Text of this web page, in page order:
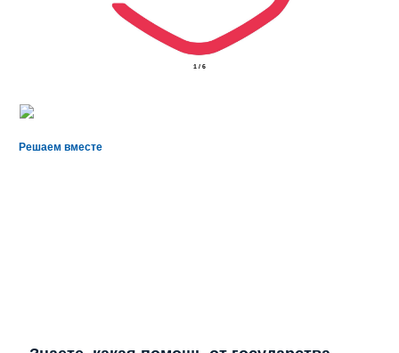
2 / 6
Решаем вместе